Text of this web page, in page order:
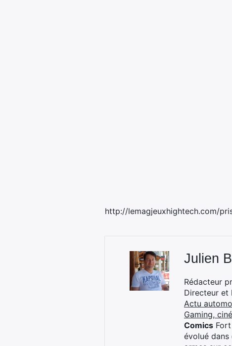
http://lemagjeuxhightech.com/
Julien
Rédacteur
Directeur et
Actu
Gaming,
Comics
évolué